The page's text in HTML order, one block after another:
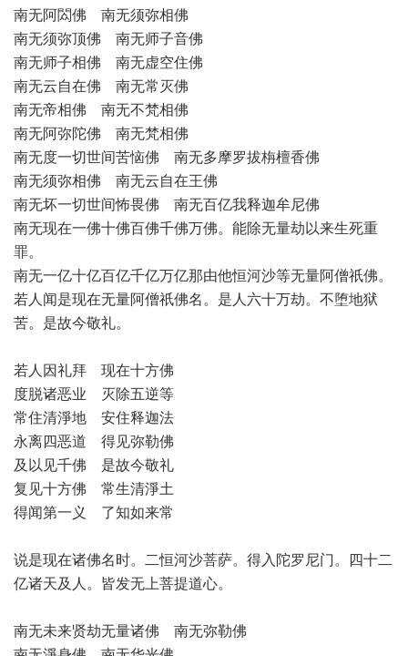
南无阿閦佛 南无须弥相佛
南无须弥顶佛 南无师子音佛
南无师子相佛 南无虚空住佛
南无云自在佛 南无常灭佛
南无帝相佛 南无不梵相佛
南无阿弥陀佛 南无梵相佛
南无度一切世间苦恼佛 南无多摩罗拔栴檀香佛
南无须弥相佛 南无云自在王佛
南无坏一切世间怖畏佛 南无百亿我释迦牟尼佛
南无现在一佛十佛百佛千佛万佛。能除无量劫以来生死重
罪。
南无一亿十亿百亿千亿万亿那由他恒河沙等无量阿僧祇佛。
若人闻是现在无量阿僧祇佛名。是人六十万劫。不堕地狱
苦。是故今敬礼。
若人因礼拜 现在十方佛
度脱诸恶业 灭除五逆等
常住清淨地 安住释迦法
永离四恶道 得见弥勒佛
及以见千佛 是故今敬礼
复见十方佛 常生清淨土
得闻第一义 了知如来常
说是现在诸佛名时。二恒河沙菩萨。得入陀罗尼门。四十二
亿诸天及人。皆发无上菩提道心。
南无未来贤劫无量诸佛 南无弥勒佛